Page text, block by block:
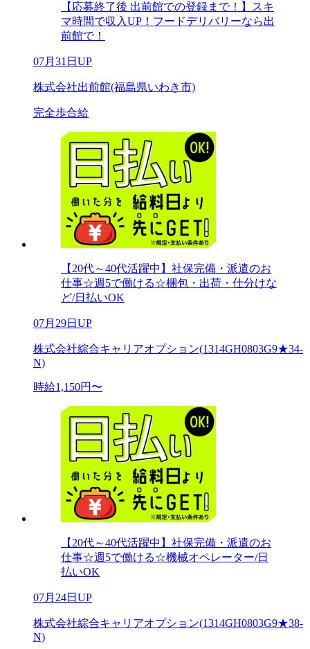
【応募終了後 出前館での登録まで！】スキ
マ時間で収入UP！フードデリバリーなら出
前館で！
07月31日UP
株式会社出前館(福島県いわき市)
完全歩合給
【20代～40代活躍中】社保完備・派遣のお
仕事☆週5で働ける☆梱包・出荷・仕分けな
ど/日払いOK
07月29日UP
株式会社綜合キャリアオプション(1314GH0803G9★34-
N)
時給1,150円〜
【20代～40代活躍中】社保完備・派遣のお
仕事☆週5で働ける☆機械オペレーター/日
払いOK
07月24日UP
株式会社綜合キャリアオプション(1314GH0803G9★38-
N)